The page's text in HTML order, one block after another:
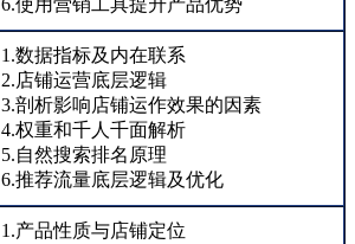
6.使用营销工具提升产品优势
1.数据指标及内在联系
2.店铺运营底层逻辑
3.剖析影响店铺运作效果的因素
4.权重和千人千面解析
5.自然搜索排名原理
6.推荐流量底层逻辑及优化
1.产品性质与店铺定位